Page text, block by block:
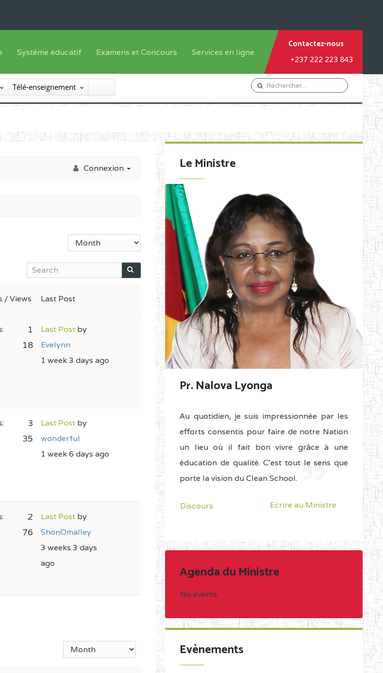
Générale des Enseignements
Système éducatif
Offre de formation
Sous système francophone
Progammes d'études
Examens et Concours
Inscriptions
Liste des candidats
Diplômes disponibles
Services en ligne
Orientation Conseil
Gestion du Personnel
Demande de subvention
Contactez-nous
+237 222 223 843
Télé-enseignement
Connexion
/ Views Last Post
1
18
Last Post by
Evelynn
1 week 3 days ago
3
35
Last Post by
wonderful
1 week 6 days ago
2
76
Last Post by
ShonOmalley
3 weeks 3 days
ago
Le Ministre
Pr. Nalova Lyonga
Au quotidien, je suis impressionnée par les
efforts consentis pour faire de notre Nation
un lieu où il fait bon vivre grâce à une
éducation de qualité. C'est tout le sens que
porte la vision du Clean School.
Discours Ecrire au Ministre
Agenda du Ministre
No events
Evènements